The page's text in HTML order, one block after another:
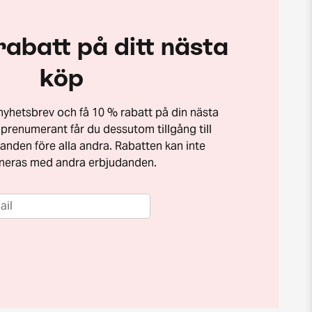
på ditt nästa
köp
och få 10 % rabatt på din nästa
får du dessutom tillgång till
före alla andra. Rabatten kan inte
med andra erbjudanden.